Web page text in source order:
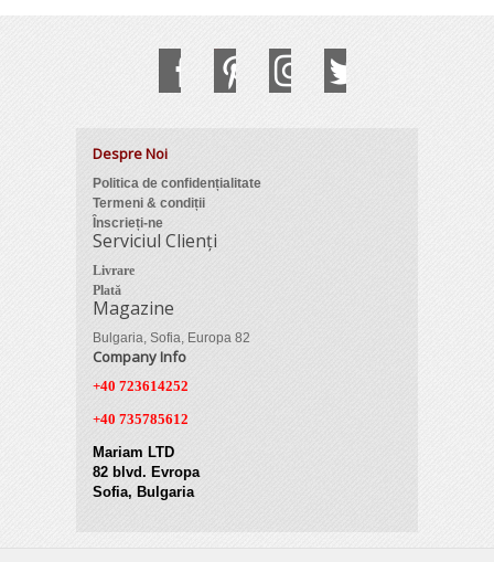
Despre Noi
Politica de confidențialitate
Termeni & condiții
Înscrieți-ne
Serviciul Clienți
Livrare
Plată
Magazine
Bulgaria, Sofia, Europa 82
Company Info
+40 723614252
+40 735785612
Mariam LTD
82 blvd. Evropa
Sofia, Bulgaria